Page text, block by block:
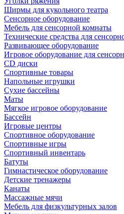
Ширмы для кукольного театра
Сенсорное оборудование
Мебель для сенсорной комнаты
Технические средства для
Развивающее оборудование
Игровое оборудование для
CD диски
Спортивные товары
Напольные игрушки
Сухие бассейны
Маты
Мягкое игровое оборудование
Бассейн
Игровые центры
Спортивное оборудование
Спортивные игры
Спортивный инвентарь
Батуты
Гимнастическое оборудование
Детские тренажеры
Канаты
Массажные мячи
Мебель для физкультурных залов